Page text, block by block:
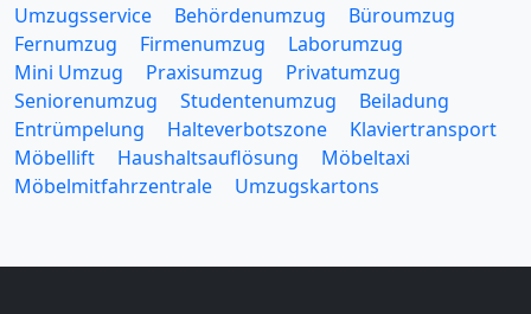
Umzugsservice Behördenumzug
Büroumzug
Fernumzug
Firmenumzug
Laborumzug
Mini Umzug
Praxisumzug
Privatumzug
Seniorenumzug
Studentenumzug
Beiladung
Entrümpelung
Halteverbotszone
Klaviertransport
Möbellift
Haushaltsauflösung
Möbeltaxi
Möbelmitfahrzentrale
Umzugskartons